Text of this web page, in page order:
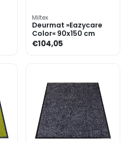
Miltex
Deurmat »Eazycare
Color« 90x150 cm
€104,05